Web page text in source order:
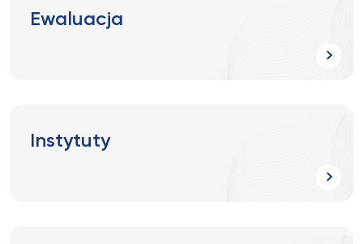
Ewaluacja
Instytuty